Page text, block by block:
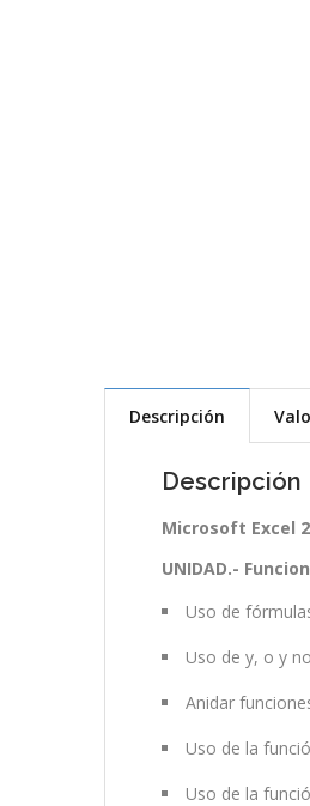
Descripción
Descripción
Microsoft Excel
UNIDAD.-
Uso de
Uso de y, o y
Anidar
Uso de la
Uso de la